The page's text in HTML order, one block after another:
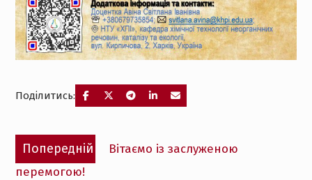
Поділитись:
Навігація
записів
Попередній
Попередній
запис:
Вітаємо із заслуженою
перемогою!